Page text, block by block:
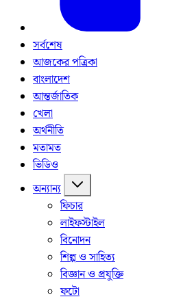
সর্বশেষ
আজকের পত্রিকা
বাংলাদেশ
আন্তর্জাতিক
খেলা
অর্থনীতি
মতামত
ভিডিও
অন্যান্য
ফিচার
লাইফস্টাইল
বিনোদন
শিল্প ও সাহিত্য
বিজ্ঞান ও প্রযুক্তি
ফটো